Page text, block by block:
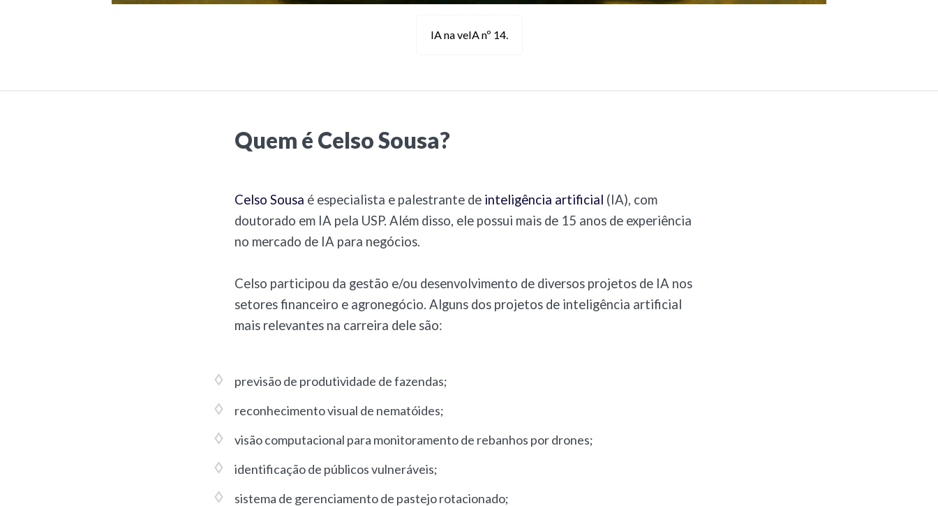
IA na veIA nº 14.
Quem é Celso Sousa?
Celso Sousa é especialista e palestrante de inteligência artificial (IA), com
doutorado em IA pela USP. Além disso, ele possui mais de 15 anos de experiência
no mercado de IA para negócios.
Celso participou da gestão e/ou desenvolvimento de diversos projetos de IA nos
setores financeiro e agronegócio. Alguns dos projetos de inteligência artificial
mais relevantes na carreira dele são:
previsão de produtividade de fazendas;
reconhecimento visual de nematóides;
visão computacional para monitoramento de rebanhos por drones;
identificação de públicos vulneráveis;
sistema de gerenciamento de pastejo rotacionado;